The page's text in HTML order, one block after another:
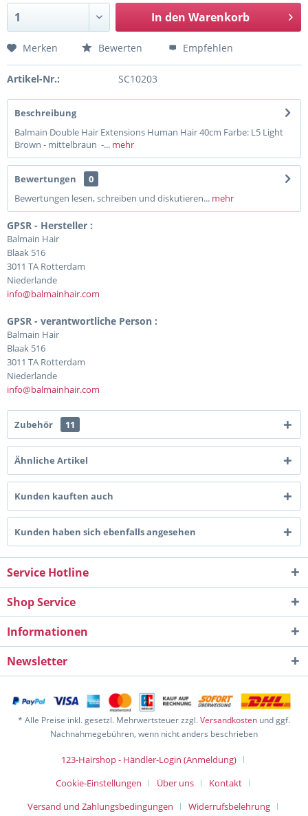
In den Warenkorb
Merken Bewerten Empfehlen
Artikel-Nr.: SC10203
Beschreibung
Balmain Double Hair Extensions Human Hair 40cm Farbe: L5 Light
Brown - mittelbraun -... mehr
Bewertungen
0
Bewertungen lesen, schreiben und diskutieren... mehr
GPSR - Hersteller :
Balmain Hair
Blaak 516
3011 TA Rotterdam
Niederlande
info@balmainhair.com
GPSR - verantwortliche Person :
Balmain Hair
Blaak 516
3011 TA Rotterdam
Niederlande
info@balmainhair.com
Zubehör 11
Ähnliche Artikel
Kunden kauften auch
Kunden haben sich ebenfalls angesehen
Service Hotline
Shop Service
Informationen
Newsletter
* Alle Preise inkl. gesetzl. Mehrwertsteuer zzgl.Versandkosten und ggf.
Nachnahmegebühren, wenn nicht anders beschrieben
123-Hairshop - Händler-Login (Anmeldung)
Cookie-Einstellungen
Über uns
Kontakt
Versand und Zahlungsbedingungen
Widerrufsbelehrung